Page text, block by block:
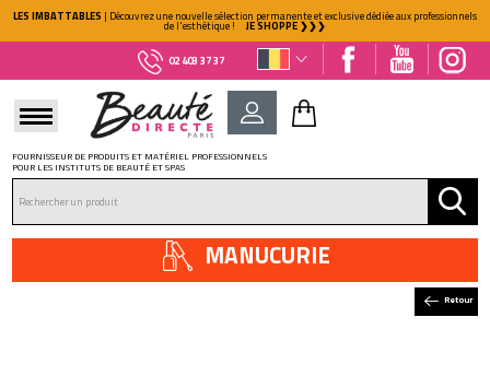
LES IMBATTABLES | Découvrez une nouvelle sélection permanente et exclusive dédiée aux professionnels
de l'esthétique ! JE SHOPPE ❯❯❯
02 403 37 37
FOURNISSEUR DE PRODUITS ET MATÉRIEL PROFESSIONNELS
POUR LES INSTITUTS DE BEAUTÉ ET SPAS
Retour
MANUCURIE